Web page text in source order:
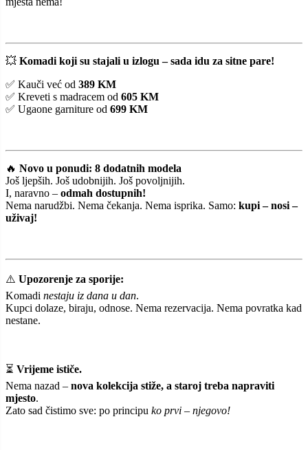
💥 Komadi koji su stajali u izlogu – sada idu za sitne pare!
✅ Kauči već od 389 KM
✅ Kreveti s madracem od 605 KM
✅ Ugaone garniture od 699 KM
🔥 Novo u ponudi: 8 dodatnih modela
Još ljepših. Još udobnijih. Još povoljnijih.
I, naravno – odmah dostupnih!
Nema narudžbi. Nema čekanja. Nema isprika. Samo: kupi – nosi –
uživaj!
⚠️ Upozorenje za sporije:
Komadi nestaju iz dana u dan.
Kupci dolaze, biraju, odnose. Nema rezervacija. Nema povratka kad
nestane.
⏳ Vrijeme ističe.
Nema nazad – nova kolekcija stiže, a staroj treba napraviti
mjesto.
Zato sad čistimo sve: po principu ko prvi – njegovo!